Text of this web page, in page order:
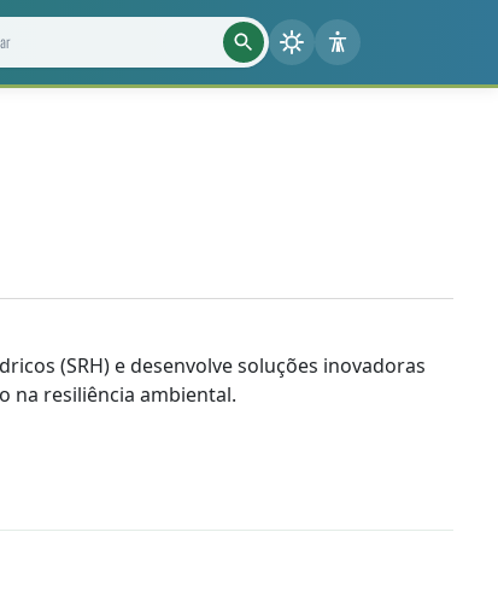
projetos, notícias e cientistas
(SRH) e desenvolve soluções inovadoras
na resiliência ambiental.